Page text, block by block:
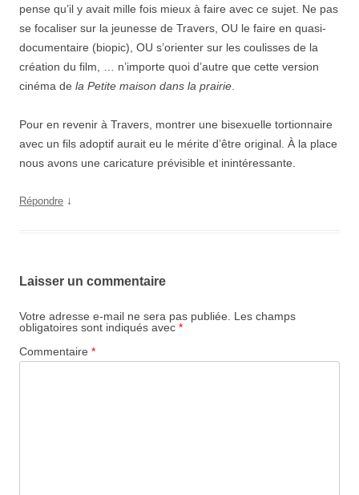
pense qu’il y avait mille fois mieux à faire avec ce sujet. Ne pas
se focaliser sur la jeunesse de Travers, OU le faire en quasi-
documentaire (biopic), OU s’orienter sur les coulisses de la
création du film, … n’importe quoi d’autre que cette version
cinéma de la Petite maison dans la prairie.
Pour en revenir à Travers, montrer une bisexuelle tortionnaire
avec un fils adoptif aurait eu le mérite d’être original. À la place
nous avons une caricature prévisible et inintéressante.
Répondre ↓
Laisser un commentaire
Votre adresse e-mail ne sera pas publiée. Les champs
obligatoires sont indiqués avec *
Commentaire *